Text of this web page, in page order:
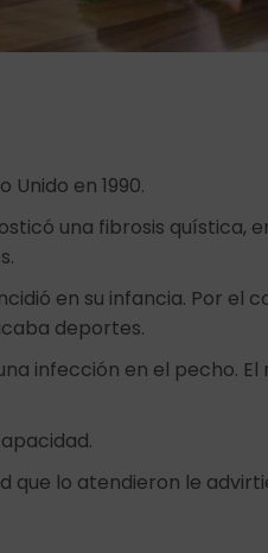
Unido en 1990.
una fibrosis
en su infancia. Por
deportes.
infección en el pecho.
que lo atendieron le